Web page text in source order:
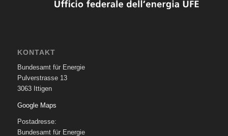
KONTAKT
Bundesamt für Energie
Pulverstrasse 13
3063 Ittigen
Google Maps
Postadresse:
Bundesamt für Energie